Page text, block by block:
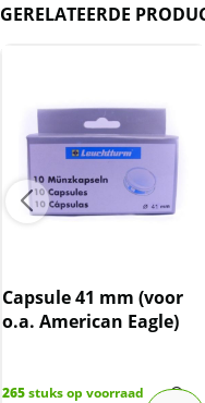
BTW
Indien u dit artikel
dient u 21% (zijnde
tellen.
GERELATEERDE
Capsule 41 mm (voor
o.a. American Eagle)
265stuks op voorraad